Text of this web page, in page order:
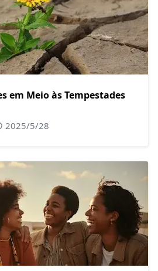
em Meio às Tempestades
2025/5/28